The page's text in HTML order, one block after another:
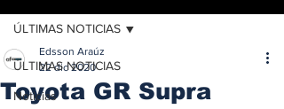
ÚLTIMAS NOTICIAS
Noticias
ÚLTIMAS NOTICIAS
Toyota GR Supra
Edsson Araúz
22 dic 2020